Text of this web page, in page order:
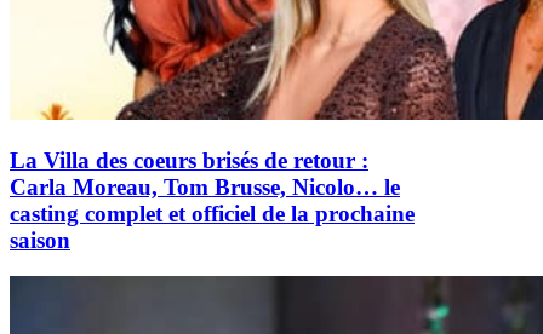
La Villa des coeurs brisés de retour :
Carla Moreau, Tom Brusse, Nicolo… le
casting complet et officiel de la prochaine
saison